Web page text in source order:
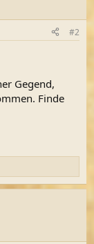
#2
Gegend,
Finde